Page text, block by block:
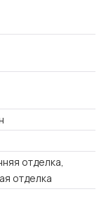
отделка,
отделка